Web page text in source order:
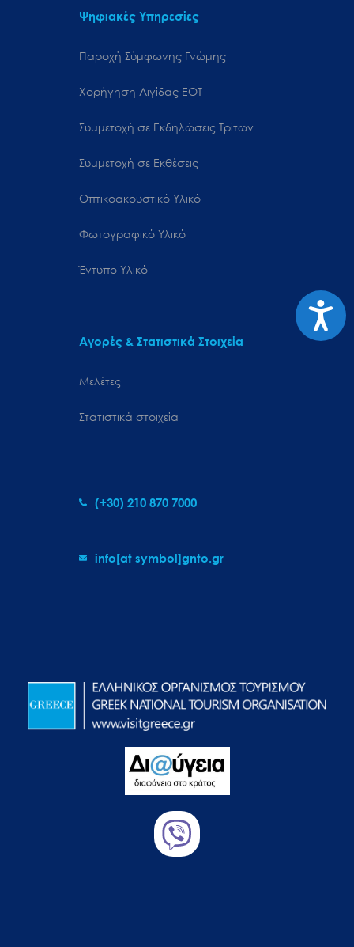
Ψηφιακές Υπηρεσίες
Παροχή Σύμφωνης Γνώμης
Χορήγηση Αιγίδας ΕΟΤ
Συμμετοχή σε Εκδηλώσεις Τρίτων
Συμμετοχή σε Εκθέσεις
Οπτικοακουστικό Υλικό
Φωτογραφικό Υλικό
Έντυπο Υλικό
Αγορές & Στατιστικά Στοιχεία
Μελέτες
Στατιστικά στοιχεία
(+30) 210 870 7000
info[at symbol]gnto.gr